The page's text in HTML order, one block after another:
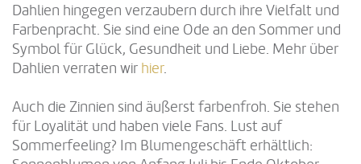
Dahlien hingegen verzaubern durch ihre Vielfalt und
Farbenpracht. Sie sind eine Ode an den Sommer und
Symbol für Glück, Gesundheit und Liebe. Mehr über
Dahlien verraten wir hier.
Auch die Zinnien sind äußerst farbenfroh. Sie stehen
für Loyalität und haben viele Fans. Lust auf
Sommerfeeling? Im Blumengeschäft erhältlich: